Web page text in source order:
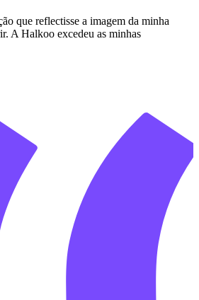
que reflectisse a imagem da minha
A Halkoo excedeu as minhas